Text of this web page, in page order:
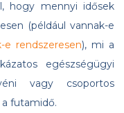
hogy mennyi idősek
(például vannak-e
e rendszeresen), mi a
egészségügyi
vagy csoportos
futamidő.